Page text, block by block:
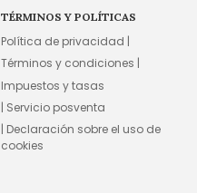
TÉRMINOS Y POLÍTICAS
Política de privacidad |
Términos y condiciones |
Impuestos y tasas
| Servicio posventa
| Declaración sobre el uso de
cookies